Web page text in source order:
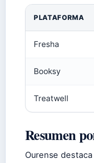
PLATAFORMA
Fresha
Booksy
Treatwell
Resumen
Ourense